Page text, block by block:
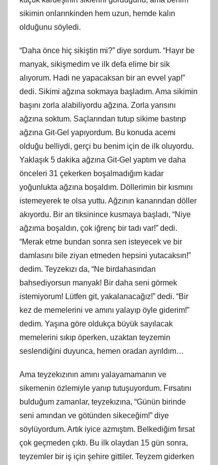
sikimin onlarınkinden hem uzun, hemde kalın
olduğunu söyledi.
“Daha önce hiç sikiştin mi?” diye sordum. “Hayır be
manyak, sikişmedim ve ilk defa elime bir sik
alıyorum. Hadi ne yapacaksan bir an evvel yap!”
dedi. Sikimi ağzına sokmaya başladım. Ama sikimin
başını zorla alabiliyordu ağzına. Zorla yarısını
ağzına soktum. Saçlarından tutup sikime bastırıp
ağzına Git-Gel yapıyordum. Bu konuda acemi
olduğu belliydi, gerçi bu benim için de ilk oluyordu.
Yaklaşık 5 dakika ağzına Git-Gel yaptım ve daha
önceleri 31 çekerken boşalmadığım kadar
yoğunlukta ağzına boşaldım. Döllerimin bir kısmını
istemeyerek te olsa yuttu. Ağzının kanarından döller
akıyordu. Bir an tiksinince kusmaya başladı, “Niye
ağzıma boşaldın, çok iğrenç bir tadı var!” dedi.
“Merak etme bundan sonra sen isteyecek ve bir
damlasını bile ziyan etmeden hepsini yutacaksın!”
dedim. Teyzekızı da, “Ne birdahasından
bahsediyorsun manyak! Bir daha seni görmek
istemiyorum! Lütfen git, yakalanacağız!” dedi. “Bir
kez de memelerini ve amını yalayıp öyle giderim!”
dedim. Yaşına göre oldukça büyük sayılacak
memelerini sıkıp öperken, uzaktan teyzemin
seslendiğini duyunca, hemen oradan ayrıldım…
Ama teyzekızının amını yalayamamanın ve
sikemenin özlemiyle yanıp tutuşuyordum. Fırsatını
bulduğum zamanlar, teyzekızına, “Günün birinde
seni amından ve götünden sikeceğim!” diye
söylüyordum. Artık iyice azmıştım. Belkediğim fırsat
çok geçmeden çıktı. Bu ilk olaydan 15 gün sonra,
teyzemler bir iş için şehire gittiler. Teyzem giderken